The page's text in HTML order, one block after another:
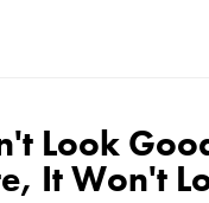
Look
It Won't